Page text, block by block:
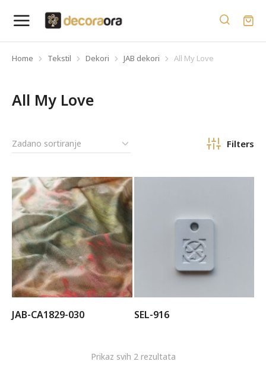
You are here:
Home Tekstil Dekori JAB dekori All My Love
All My Love
Filters
JAB-CA1829-030 SEL-916
Prikaz svih 2 rezultata